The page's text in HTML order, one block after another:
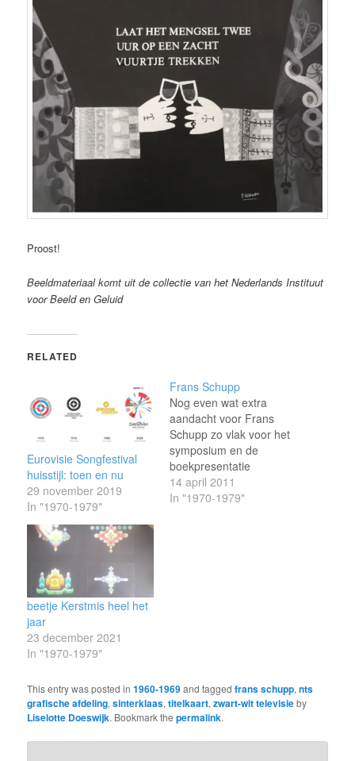
Proost!
Beeldmateriaal komt uit de collectie van het Nederlands Instituut
voor Beeld en Geluid
RELATED
Eurovisie Songfestival
huisstijl: toen en nu
29 november 2019
In "1970-1979"
Frans Schupp
Nog even wat extra
aandacht voor Frans
Schupp zo vlak voor het
symposium en de
boekpresentatie
vandaag bij het
Nederlands Instituut voor
14 april 2011
In "1970-1979"
beetje Kerstmis heel het
jaar
23 december 2021
In "1970-1979"
This entry was posted in1960-1969and taggedfrans schupp,nts
grafische afdeling,sinterklaas,titelkaart,zwart-wit televisieby
Liselotte Doeswijk. Bookmark thepermalink.